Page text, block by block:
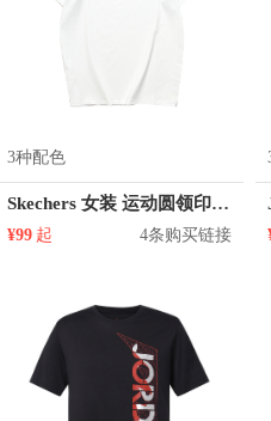
3种配色
Skechers 女装 运动圆领印花短袖T恤 L221U061
¥99 起 4条购买链接